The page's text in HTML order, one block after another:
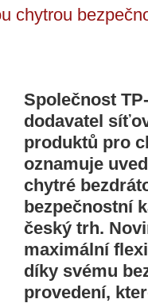
chytrou
Společnost
dodavatel
produktů pro
oznamuje
chytré
bezpečnostní
český trh.
maximální
díky svému
provedení,